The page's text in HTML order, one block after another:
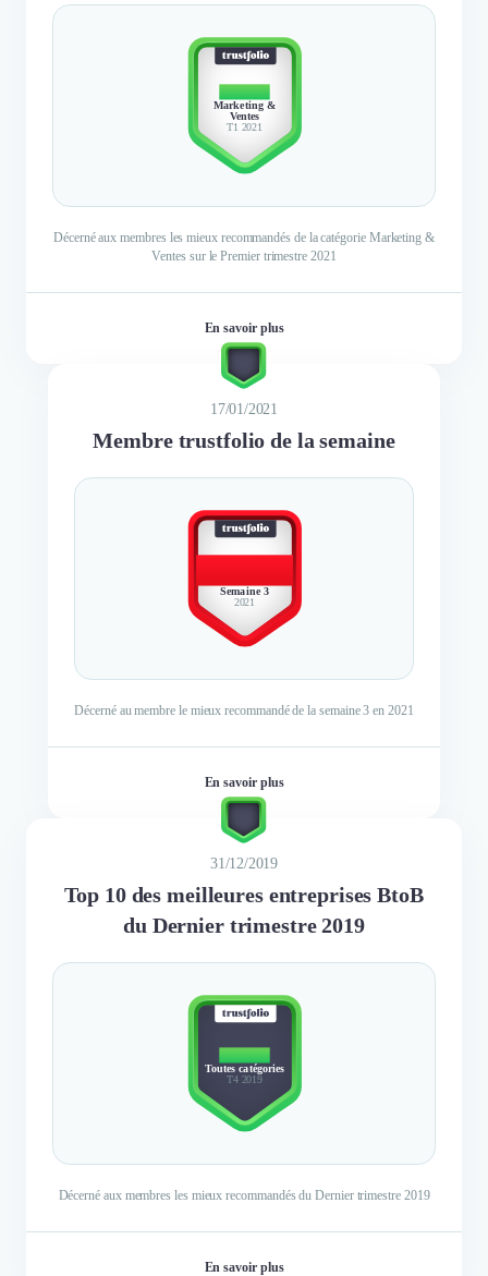
TOP 10
Marketing &
Ventes
T1 2021
Décerné aux membres les mieux recommandés de la catégorie Marketing &
Ventes sur le Premier trimestre 2021
En savoir plus
17/01/2021
Membre trustfolio de la semaine
BEST
Semaine 3
2021
Décerné au membre le mieux recommandé de la semaine 3 en 2021
En savoir plus
31/12/2019
Top 10 des meilleures entreprises BtoB
du Dernier trimestre 2019
TOP 10
Toutes catégories
T4 2019
Décerné aux membres les mieux recommandés du Dernier trimestre 2019
En savoir plus